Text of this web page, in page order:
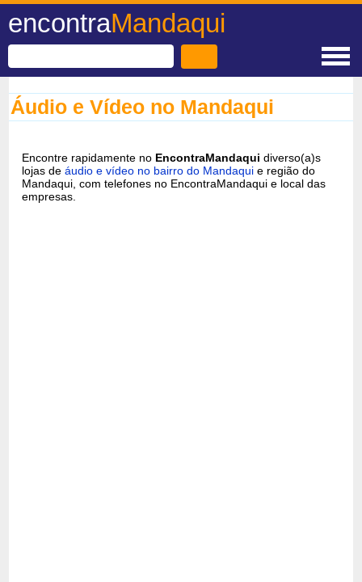
encontraMandaqui
Áudio e Vídeo no Mandaqui
Encontre rapidamente no EncontraMandaqui diverso(a)s
lojas deáudio e vídeo no bairro do Mandaqui e região do
Mandaqui, com telefones no EncontraMandaqui e local das
empresas.